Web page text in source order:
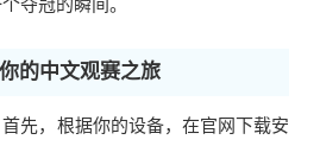
夺冠的瞬间。
的中文观赛之旅
先，根据你的设备，在官网下载安